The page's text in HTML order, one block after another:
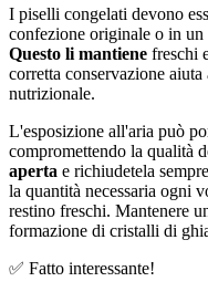
I piselli congelati devono
confezione originale o in un
Questo li mantiene freschi
corretta conservazione
nutrizionale.
L'esposizione all'aria può
compromettendo la qualità
aperta e richiudetela
la quantità necessaria ogni
restino freschi. Mantenere
formazione di cristalli di
✅ Fatto interessante!